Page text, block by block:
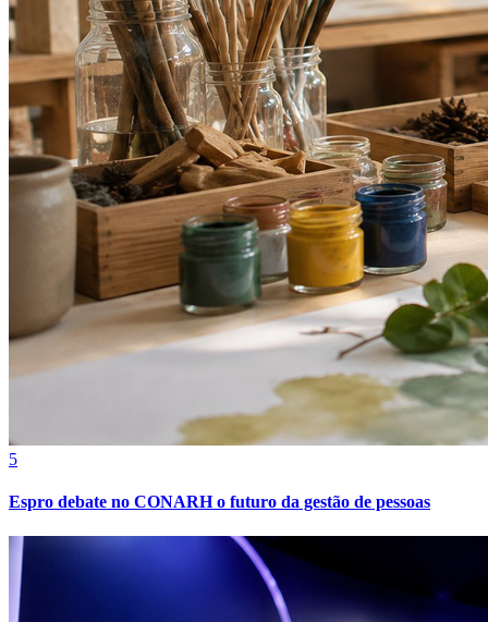
5
Espro debate no CONARH o futuro da gestão de pessoas